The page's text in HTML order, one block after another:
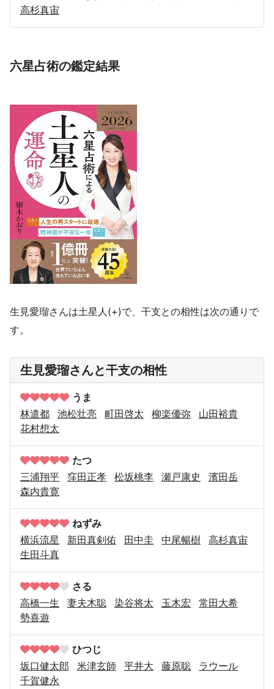
高杉真宙
六星占術の鑑定結果
生見愛瑠さんは土星人(+)で、干支との相性は次の通りで
す。
生見愛瑠さんと干支の相性
うま
林遣都
池松壮亮 町田啓太 柳楽優弥
山田裕貴
花村想太
たつ
三浦翔平
窪田正孝 松坂桃李 瀬戸康史
濱田岳
森内貴寛
ねずみ
横浜流星
新田真剣佑 田中圭 中尾暢樹
高杉真宙
生田斗真
さる
高橋一生
妻夫木聡 染谷将太 玉木宏
常田大希
勢喜遊
ひつじ
坂口健太郎
米津玄師 平井大 藤原聡
ラウール
千賀健永